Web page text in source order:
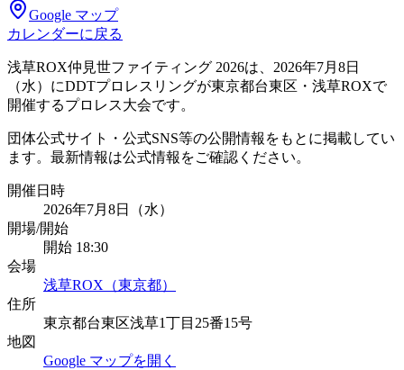
Google マップ
カレンダーに戻る
浅草ROX仲見世ファイティング 2026は、2026年7月8日
（水）にDDTプロレスリングが東京都台東区・浅草ROXで
開催するプロレス大会です。
団体公式サイト・公式SNS等の公開情報をもとに掲載してい
ます。最新情報は公式情報をご確認ください。
開催日時
2026年7月8日（水）
開場/開始
開始 18:30
会場
浅草ROX（東京都）
住所
東京都台東区浅草1丁目25番15号
地図
Google マップを開く